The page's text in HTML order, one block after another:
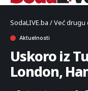
SodaLIVE.ba / Već
Aktuelnosti
Uskoro iz
London,